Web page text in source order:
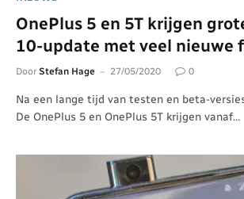
OnePlus 5 en 5T krijgen
10-update met veel nieuwe
Door Stefan Hage 27/05/2020 0
Na een lange tijd van testen en beta-
De OnePlus 5 en OnePlus 5T krijgen vanaf…